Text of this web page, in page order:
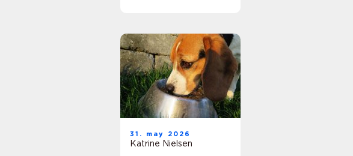
31. may 2026
Katrine Nielsen